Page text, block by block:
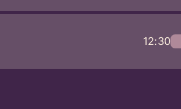
12:30